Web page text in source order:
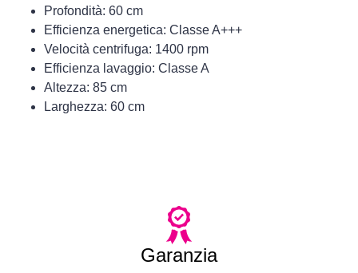
Profondità: 60 cm
Efficienza energetica: Classe A+++
Velocità centrifuga: 1400 rpm
Efficienza lavaggio: Classe A
Altezza: 85 cm
Larghezza: 60 cm
Garanzia